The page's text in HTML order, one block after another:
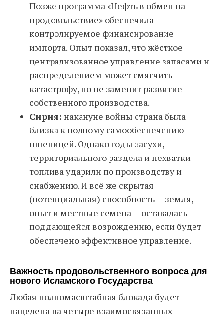
Позже программа «Нефть в обмен на
продовольствие» обеспечила
контролируемое финансирование
импорта. Опыт показал, что жёсткое
централизованное управление запасами и
распределением может смягчить
катастрофу, но не заменит развитие
собственного производства.
Сирия: накануне войны страна была
близка к полному самообеспечению
пшеницей. Однако годы засухи,
территориального раздела и нехватки
топлива ударили по производству и
снабжению. И всё же скрытая
(потенциальная) способность — земля,
опыт и местные семена — оставалась
поддающейся возрождению, если будет
обеспечено эффективное управление.
Важность продовольственного вопроса для
нового Исламского Государства
Любая полномасштабная блокада будет
нацелена на четыре взаимосвязанных